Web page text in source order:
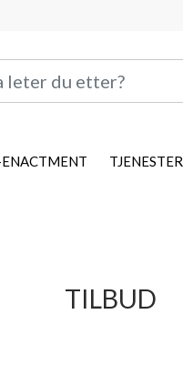
ENACTMENT TJENESTER
TILBUD